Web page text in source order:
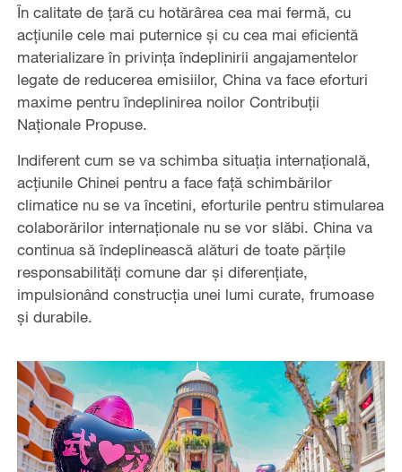
În calitate de țară cu hotărârea cea mai fermă, cu
acțiunile cele mai puternice și cu cea mai eficientă
materializare în privința îndeplinirii angajamentelor
legate de reducerea emisiilor, China va face eforturi
maxime pentru îndeplinirea noilor Contribuții
Naționale Propuse.
Indiferent cum se va schimba situația internațională,
acțiunile Chinei pentru a face față schimbărilor
climatice nu se va încetini, eforturile pentru stimularea
colaborărilor internaționale nu se vor slăbi. China va
continua să îndeplinească alături de toate părțile
responsabilități comune dar și diferențiate,
impulsionând construcția unei lumi curate, frumoase
și durabile.